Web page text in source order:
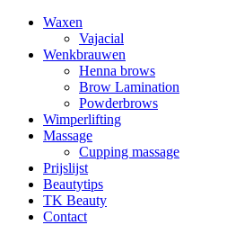
Waxen
Vajacial
Wenkbrauwen
Henna brows
Brow Lamination
Powderbrows
Wimperlifting
Massage
Cupping massage
Prijslijst
Beautytips
TK Beauty
Contact